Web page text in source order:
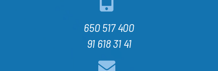
650 517 400
91 618 31 41